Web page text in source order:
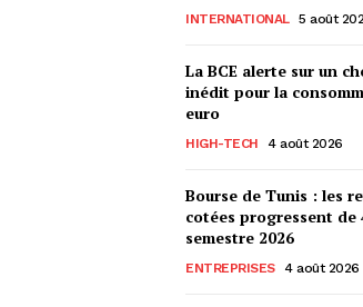
INTERNATIONAL 5 août
La BCE alerte sur un
inédit pour la
euro
HIGH-TECH 4 août 2026
Bourse de Tunis : les
cotées progressent de
semestre 2026
ENTREPRISES 4 août 2026